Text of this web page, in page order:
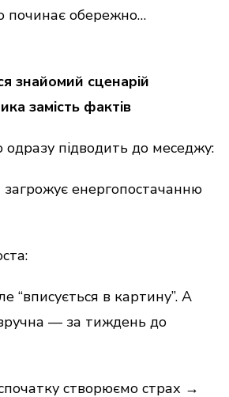
починає обережно…
знайомий сценарій
замість фактів
підводить до меседжу:
загрожує енергопостачанню
“вписується в картину”. А
— за тиждень до
створюємо страх →